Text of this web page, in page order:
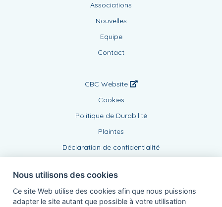
Associations
Nouvelles
Equipe
Contact
CBC Website
Cookies
Politique de Durabilité
Plaintes
Déclaration de confidentialité
Nous utilisons des cookies
Ce site Web utilise des cookies afin que nous puissions
adapter le site autant que possible à votre utilisation